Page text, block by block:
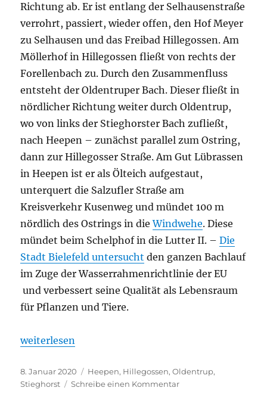
Richtung ab. Er ist entlang der Selhausenstraße
verrohrt, passiert, wieder offen, den Hof Meyer
zu Selhausen und das Freibad Hillegossen. Am
Möllerhof in Hillegossen fließt von rechts der
Forellenbach zu. Durch den Zusammenfluss
entsteht der Oldentruper Bach. Dieser fließt in
nördlicher Richtung weiter durch Oldentrup,
wo von links der Stieghorster Bach zufließt,
nach Heepen – zunächst parallel zum Ostring,
dann zur Hillegosser Straße. Am Gut Lübrassen
in Heepen ist er als Ölteich aufgestaut,
unterquert die Salzufler Straße am
Kreisverkehr Kusenweg und mündet 100 m
nördlich des Ostrings in dieWindwehe. Diese
mündet beim Schelphof in die Lutter II. –Die
Stadt Bielefeld untersucht den ganzen Bachlauf
im Zuge der Wasserrahmenrichtlinie der EU
und verbessert seine Qualität als Lebensraum
für Pflanzen und Tiere.
„Oldentruper Bach mit Selhausenbach“
weiterlesen
Veröffentlicht
am
8. Januar 2020 Kategorien
Heepen, Hillegossen,Oldentrup,
Stieghorst
Schreibe einen Kommentarzu